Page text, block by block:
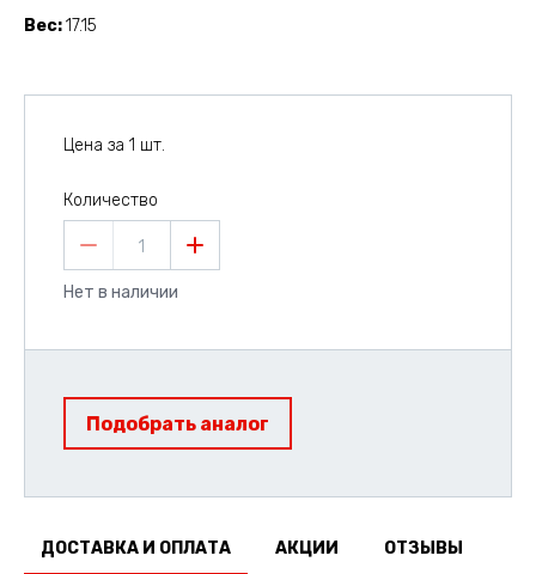
Вес 17.15
Цена за 1 шт.
Количество
1
Нет в наличии
Подобрать аналог
ДОСТАВКА И ОПЛАТА АКЦИИ ОТЗЫВЫ